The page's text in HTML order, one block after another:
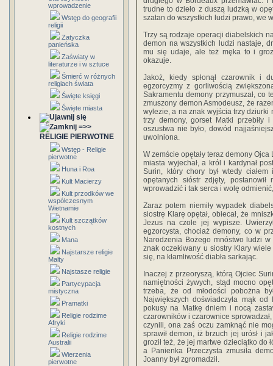
wprowadzenie
Wstęp do geografii
religii
Zatyczka
panieńska
Zaświaty w
literaturze i w sztuce
Śmierć w różnych
religiach świata
Święte księgi
Święte miasta
=>>
RELIGIE PIERWOTNE
Wstęp - Religie
pierwotne
Huna i Roa
Kult Macierzy
Kult przodków we
współczesnym
Wietnamie
Kult szczątków
kostnych
Mana
Najstarsze religie
Malty
Najstasze religie
Partycypacja
mistyczna
Pramatki
Religie rodzime
Afryki
Religie rodzime
Australii
Wierzenia
pierwotne
trudne to dzieło z duszą ludzką w
szatan do wszystkich ludzi prawo, we
Trzy są rodzaje operacji diabelskich
demon na wszystkich ludzi nastaje,
mu się udaje, ale też męka to i
okazuje.
Jakoż, kiedy spłonął czarownik i
egzorcyzmy z gorliwością
Sakramentu demony przymuszał, co
zmuszony demon Asmodeusz, że
wylezie, a na znak wyjścia trzy dziurki
trzy demony, gorset Matki przebiły
oszustwa nie było, dowód
uwolniona.
W zemście opętały teraz demony
miasta wyjechał, a król i kardynał
Surin, który chory był wtedy
opętanych sióstr zdjęty,
wprowadzić i tak serca i wolę
Zaraz potem niemiły wypadek
siostrę Klarę opętał, obiecał, że
Jezus na czole jej wypisze.
egzorcysta, chociaż demony, co w
Narodzenia Bożego mnóstwo ludzi
znak oczekiwany u siostry Klary
się, na kłamliwość diabła sarkając.
Inaczej z przeoryszą, którą Ojciec
namiętności żywych, stąd mocno
trzeba, że od młodości pobożna
Największych doświad­czyła mąk
pokusy na Matkę dniem i nocą
czarowników i czarownice
czynili, ona zaś oczu zamknąć nie
sprawił demon, iż brzuch jej urósł i
groził też, że jej martwe dzieciątko do
a Panienka Przeczysta zmusiła
Joanny był zgromadził.